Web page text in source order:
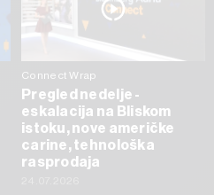
Connect Wrap
Pregled nedelje -
eskalacija na Bliskom
istoku, nove američke
carine, tehnološka
rasprodaja